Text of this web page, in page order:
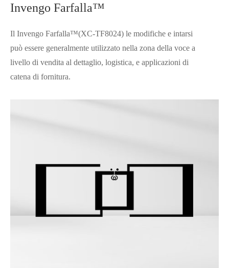
Invengo Farfalla™
Il Invengo Farfalla™(XC-TF8024) le modifiche e intarsi
può essere generalmente utilizzato nella zona della voce a
livello di vendita al dettaglio, logistica, e applicazioni di
catena di fornitura.